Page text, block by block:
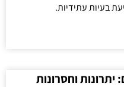
בעיות עתידיות.
וחסרונות